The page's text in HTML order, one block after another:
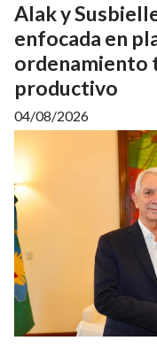
Alak y
enfocada en
productivo
04/08/2026